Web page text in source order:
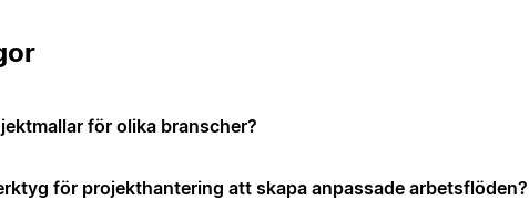
för olika branscher?
för projekthantering att skapa anpassade arbetsflöden?